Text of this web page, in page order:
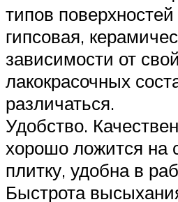
типов
гипсовая,
зависимости от
лакокрасочных
различаться.
Удобство.
хорошо ложится на
плитку, удобна в
Быстрота